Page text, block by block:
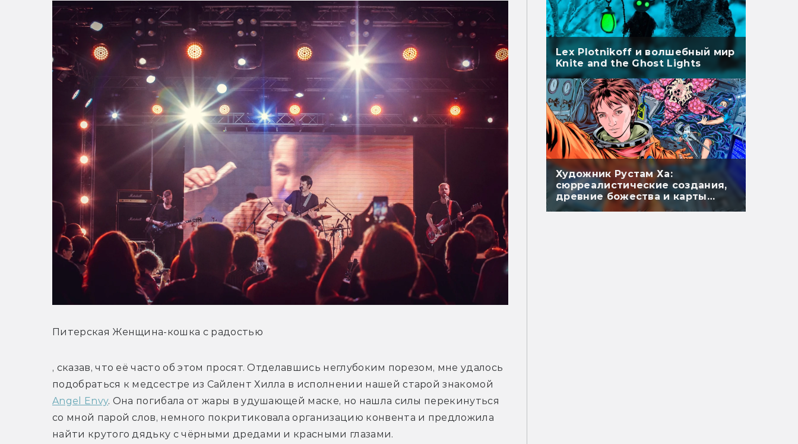
Питерская Женщина-кошка с радостью
, сказав, что её часто об этом просят. Отделавшись неглубоким порезом, мне удалось
Angel Envy. Она погибала от жары в удушающей маске, но нашла силы перекинуться
со мной парой слов, немного покритиковала организацию конвента и предложила
найти крутого дядьку с чёрными дредами и красными глазами.
Lex Plotnikoff и волшебный мир
Knite and the Ghost Lights
Художник Рустам Ха:
сюрреалистические создания,
древние божества и карты
Таро